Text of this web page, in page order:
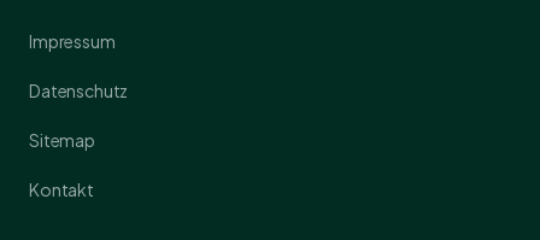
Impressum
Datenschutz
Sitemap
Kontakt